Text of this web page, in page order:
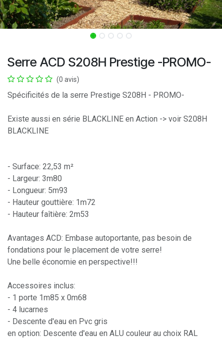
Serre ACD S208H Prestige -PROMO-
(0 avis)
Spécificités de la serre Prestige S208H - PROMO-
Existe aussi en série BLACKLINE en Action -> voir S208H
BLACKLINE
- Surface: 22,53 m²
- Largeur: 3m80
- Longueur: 5m93
- Hauteur gouttière: 1m72
- Hauteur faîtière: 2m53
Avantages ACD: Embase autoportante, pas besoin de
fondations pour le placement de votre serre!
Une belle économie en perspective!!!
Accessoires inclus:
- 1 porte 1m85 x 0m68
- 4 lucarnes
- Descente d'eau en Pvc gris
en option: Descente d'eau en ALU couleur au choix RAL